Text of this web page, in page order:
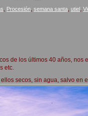
Procesión semana santa utiel
de los últimos 40 años, nos
etc.
secos, sin agua, salvo en